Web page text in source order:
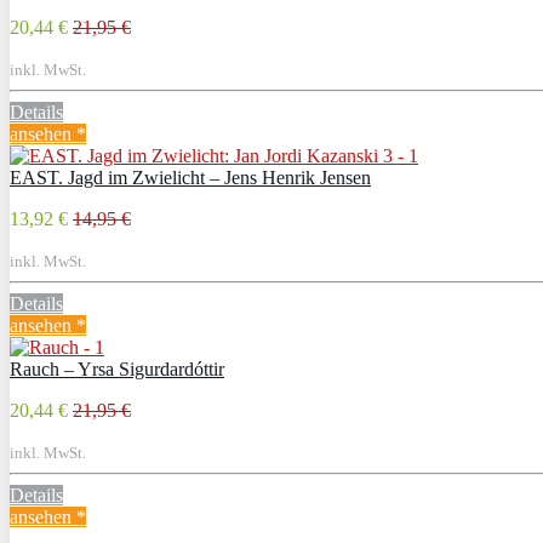
20,44 € 21,95 €
inkl. MwSt.
Details
ansehen *
EAST. Jagd im Zwielicht – Jens Henrik Jensen
13,92 € 14,95 €
inkl. MwSt.
Details
ansehen *
Rauch – Yrsa Sigurdardóttir
20,44 € 21,95 €
inkl. MwSt.
Details
ansehen *